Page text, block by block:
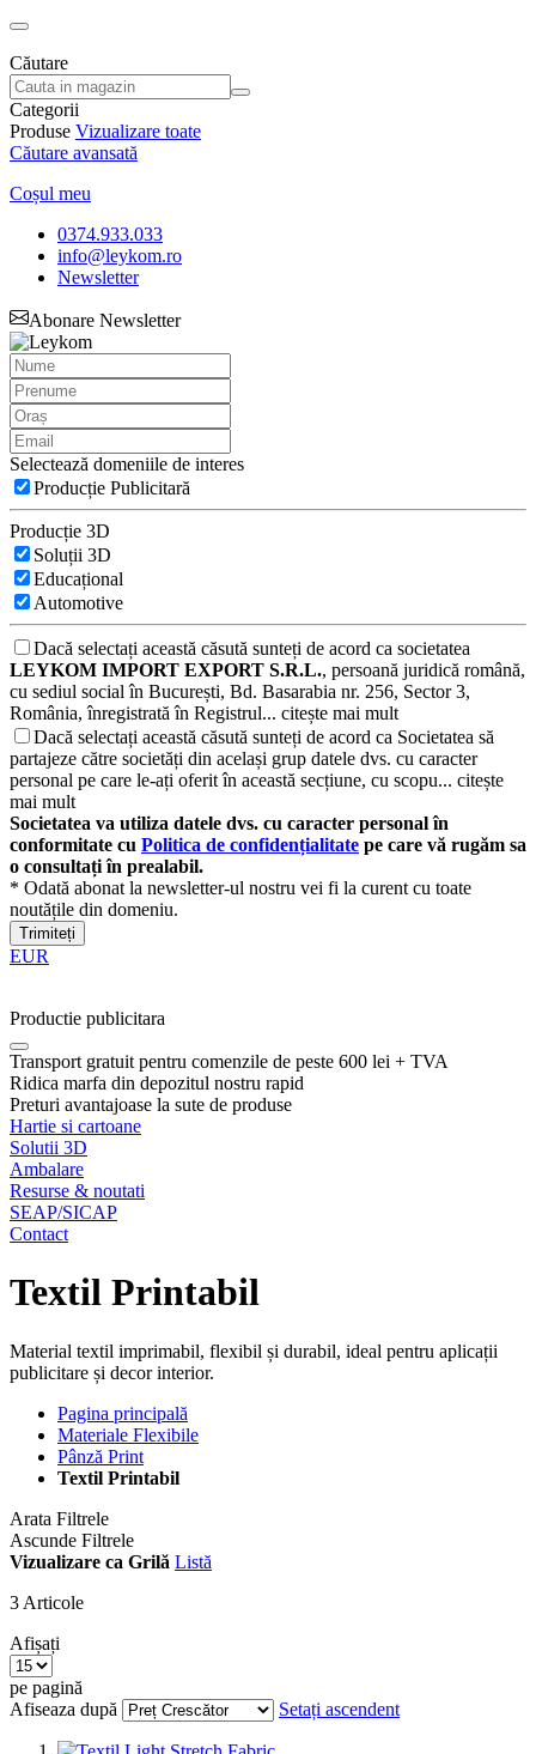
Căutare
Categorii
Produse Vizualizare toate
Căutare avansată
Coșul meu
0374.933.033
info@leykom.ro
Newsletter
Abonare Newsletter
Selectează domeniile de interes
Producție Publicitară
Producție 3D
Soluții 3D
Educațional
Automotive
Dacă selectați această căsută sunteți de acord ca societatea
LEYKOM IMPORT EXPORT S.R.L., persoană juridică română,
cu sediul social în București, Bd. Basarabia nr. 256, Sector 3,
România, înregistrată în Registrul... citește mai mult
Dacă selectați această căsută sunteți de acord ca Societatea să
partajeze către societăți din același grup datele dvs. cu caracter
personal pe care le-ați oferit în această secțiune, cu scopu... citește
mai mult
Societatea va utiliza datele dvs. cu caracter personal în
conformitate cu Politica de confidențialitate pe care vă rugăm sa
o consultați în prealabil.
* Odată abonat la newsletter-ul nostru vei fi la curent cu toate
noutățile din domeniu.
Trimiteți
EUR
Productie publicitara
Transport gratuit pentru comenzile de peste 600 lei + TVA
Ridica marfa din depozitul nostru rapid
Preturi avantajoase la sute de produse
Hartie si cartoane
Solutii 3D
Ambalare
Resurse & noutati
SEAP/SICAP
Contact
Textil Printabil
Material textil imprimabil, flexibil și durabil, ideal pentru aplicații
publicitare și decor interior.
Pagina principală
Materiale Flexibile
Pânză Print
Textil Printabil
Arata Filtrele
Ascunde Filtrele
Vizualizare ca Grilă Listă
3 Articole
Afișați
pe pagină
Afiseaza după
Setați ascendent